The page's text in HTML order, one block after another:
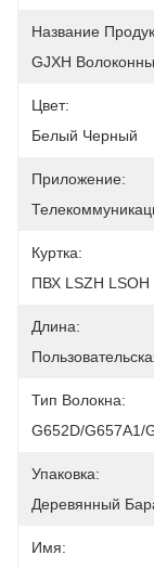
Название
GJXH
Цвет:
Белый Черный
Приложение:
Куртка:
ПВХ LSZH LSOH
Длина:
Тип Волокна:
G652D/G657A1/
Упаковка:
Деревянный
Имя: